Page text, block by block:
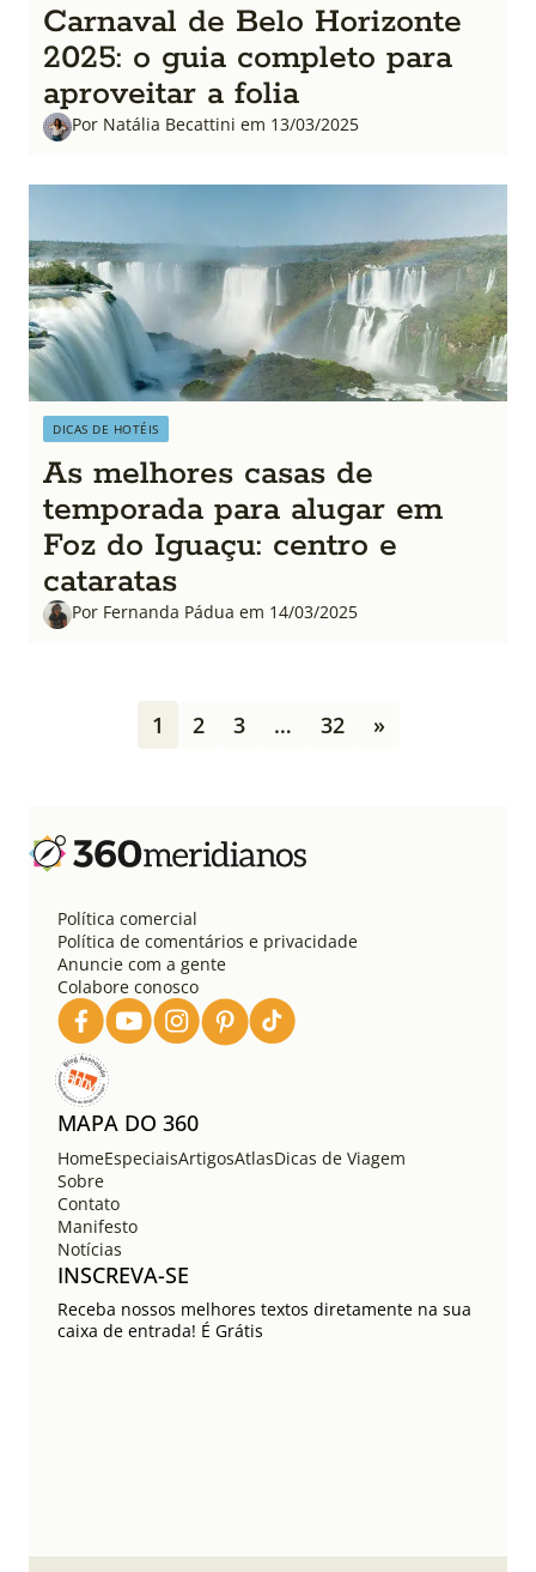
Carnaval de Belo Horizonte
2025: o guia completo para
aproveitar a folia
Por Natália Becattini em 13/03/2025
DICAS DE HOTÉIS
As melhores casas de
temporada para alugar em
Foz do Iguaçu: centro e
cataratas
Por Fernanda Pádua em 14/03/2025
a
ç
1 2 3 … 32 »
Política comercial
Política de comentários e privacidade
Anuncie com a gente
Colabore conosco
MAPA DO 360
HomeEspeciaisArtigosAtlasDicas de Viagem
Sobre
Contato
Manifesto
Notícias
INSCREVA-SE
Receba nossos melhores textos diretamente na sua
caixa de entrada! É Grátis